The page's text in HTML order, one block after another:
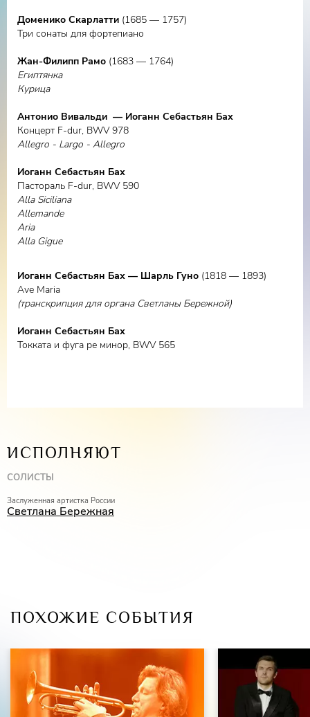
Доменико Скарлатти (1685 — 1757)
Три сонаты для фортепиано
Жан-Филипп Рамо (1683 — 1764)
Египтянка
Курица
Aнтонио Вивальди — Иоганн Себастьян Бах
Концерт F-dur, BWV 978
Allegro - Largo - Allegro
Иоганн Себастьян Бах
Пастораль F-dur, BWV 590
Alla Siciliana
Allemande
Aria
Alla Gigue
Иоганн Себастьян Бах — Шарль Гуно (1818 — 1893)
Ave Maria
(транскрипция для органа Светланы Бережной)
Иоганн Себастьян Бах
Токката и фуга ре минор, BWV 565
ИСПОЛНЯЮТ
СОЛИСТЫ
Заслуженная артистка России
Светлана Бережная
ПОХОЖИЕ СОБЫТИЯ